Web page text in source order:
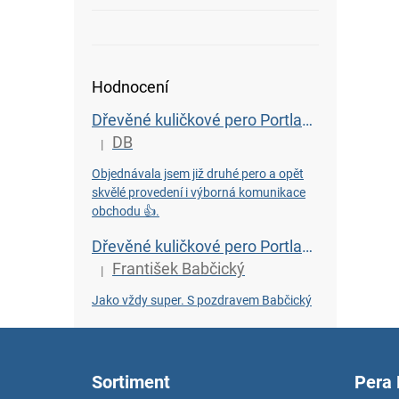
Hodnocení
Dřevěné kuličkové pero Portland L - Wenge
Hodnocení produktu je 5 z 5 hvězdiček.
| DB
Objednávala jsem již druhé pero a opět
skvělé provedení i výborná komunikace
obchodu 👍.
Dřevěné kuličkové pero Portland L - Bahenní dub starý 6450 let
Hodnocení produktu je 5 z 5 hvězdiček.
| František Babčický
Jako vždy super. S pozdravem Babčický
Sortiment Pera